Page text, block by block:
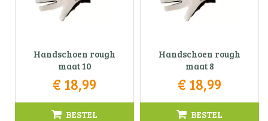
Handschoen rough
maat 10
€ 18,99
BESTEL
Handschoen rough
maat 8
€ 18,99
BESTEL